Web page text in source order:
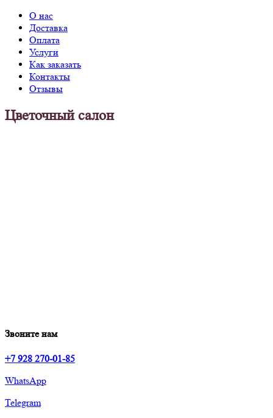
О нас
Доставка
Оплата
Услуги
Как заказать
Контакты
Отзывы
Цветочный салон
Звоните нам
+7 928 270-01-85
WhatsApp
Telegram